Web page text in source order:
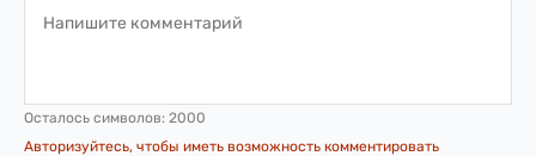
Осталось символов: 2000
Авторизуйтесь, чтобы иметь возможность комментировать